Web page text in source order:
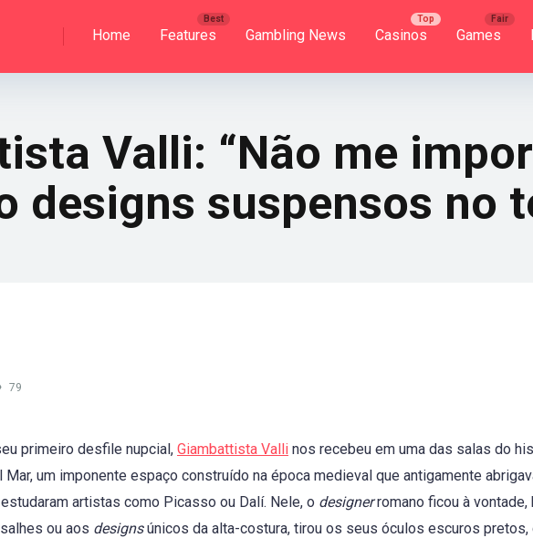
Home Features Gambling News Casinos Games
Valli: “Não me
designs suspensos no
79
primeiro desfile nupcial, Giambattista Valli nos recebeu em uma das salas do
um imponente espaço construído na época medieval que antigamente
artistas como Picasso ou Dalí. Nele, o designerromano ficou à vontade,
ou aos designsúnicos da alta-costura, tirou os seus óculos escuros pretos,